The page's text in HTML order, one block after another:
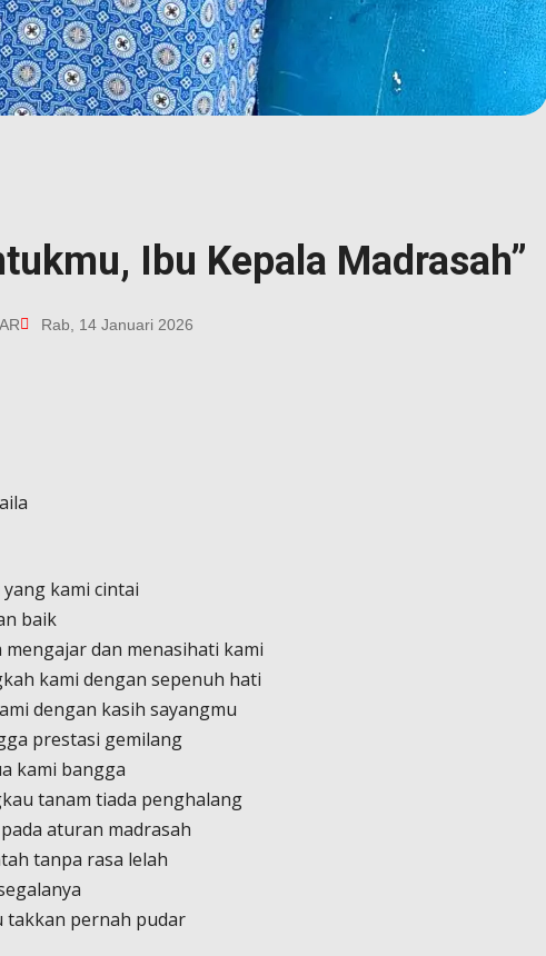
Ibu Kepala Madrasah”
Rab, 14 Januari 2026
kami cintai
baik
mengajar dan menasihati kami
kami dengan sepenuh hati
dengan kasih sayangmu
prestasi gemilang
kami bangga
tanam tiada penghalang
aturan madrasah
tanpa rasa lelah
takkan pernah pudar